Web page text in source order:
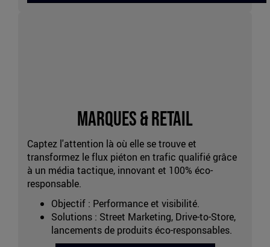
Marques & Retail
Captez l'attention là où elle se trouve et
transformez le flux piéton en trafic qualifié grâce
à un média tactique, innovant et 100% éco-
responsable.
Objectif : Performance et visibilité.
Solutions : Street Marketing, Drive-to-Store,
lancements de produits éco-responsables.